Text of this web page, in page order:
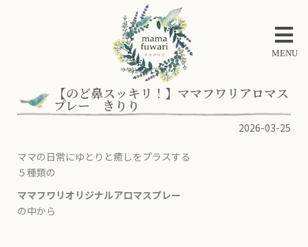
MENU
【のど鼻スッキリ！】ママフワリアロマス
プレー きりり
2026-03-25
ママの日常にゆとりと癒しをプラスする
５種類の
ママフワリオリジナルアロマスプレー
の中から